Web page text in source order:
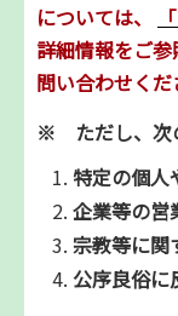
については、
詳細情報をご
問い合わせくだ
※ ただし、次
特定の個人
企業等の営
宗教等に関
公序良俗に